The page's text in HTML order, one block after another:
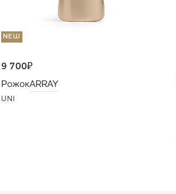
NEW
9 700₽
РожокARRAY
UNI